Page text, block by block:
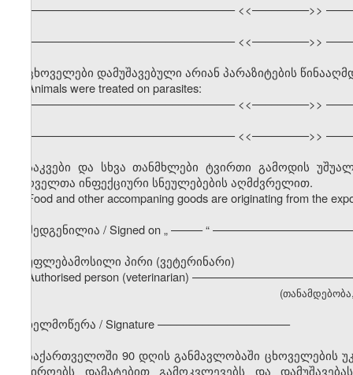
––––––––––––––––––––––––––––––––– <<–––––––––>>
––––––––––––––––––––––––––––––––– <<–––––––––>>
ცხოველები დამუშავებული არიან პარაზიტების
Animals were treated on parasites:
––––––––––––––––––––––––––––––––– <<–––––––––>>
––––––––––––––––––––––––––––––––– <<–––––––––>>
საკვები და სხვა თანმხლები ტვირთი გამოდის
ცხოველთა ინფექციური სნეულებების აღმძვრელით.
Food and other accompaning goods are originating from the
შედგენილია / Signed on„––––– “
უფლებამოსილი პირი (ვეტერინარი)
Authorised person (veterinarian)
ხელმოწერა / Signature –––––––––––––––––––––
საქართველოში 90 დღის განმავლობაში ცხოველების
საჭიროებს დამატებით გამოკვლევებს და